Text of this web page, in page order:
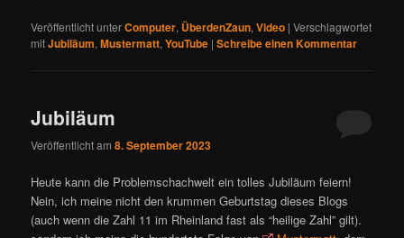
Veröffentlicht unterComputer, ÜberdenZaun,Video |Verschlagwortet
mitJubiläum,Mustermatt,YouTube |Schreibe einen Kommentar
Jubiläum
Veröffentlicht am8. September 2023
Heute kann die Problemschachwelt ein tolles Jubiläum feiern!
Nein, ich meine nicht den krummen Geburtstag dieses Blogs
(auch wenn die Zahl 11 im Rheinland fast als “heilige Zahl” gilt).